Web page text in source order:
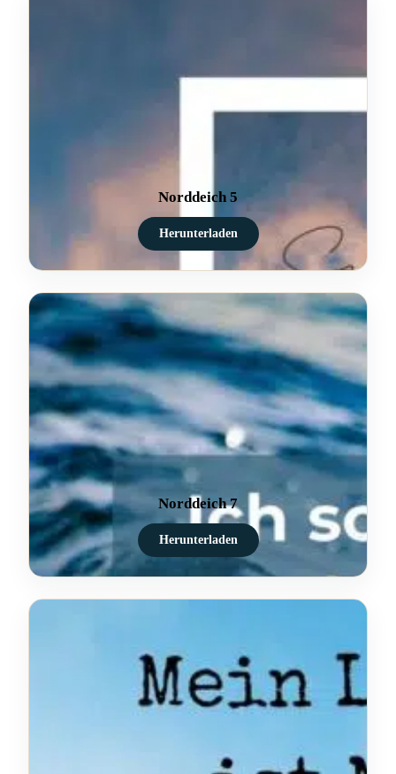
Norddeich 5
Herunterladen
Norddeich 7
Herunterladen